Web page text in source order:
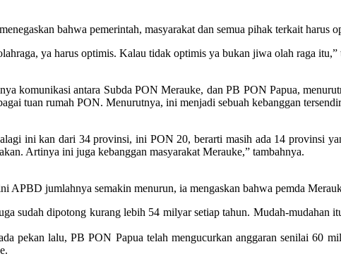
bahwa pemerintah, masyarakat dan semua pihak terkait harus
ya harus optimis. Kalau tidak optimis ya bukan jiwa olah raga
komunikasi antara Subda PON Merauke, dan PB PON Papua,
tuan rumah PON. Menurutnya, ini menjadi sebuah kebanggan
ini kan dari 34 provinsi, ini PON 20, berarti masih ada 14 provinsi
Artinya ini juga kebanggan masyarakat Merauke,” tambahnya.
APBD jumlahnya semakin menurun, ia mengaskan bahwa pemda
sudah dipotong kurang lebih 54 milyar setiap tahun. Mudah-
pekan lalu, PB PON Papua telah mengucurkan anggaran senilai 60